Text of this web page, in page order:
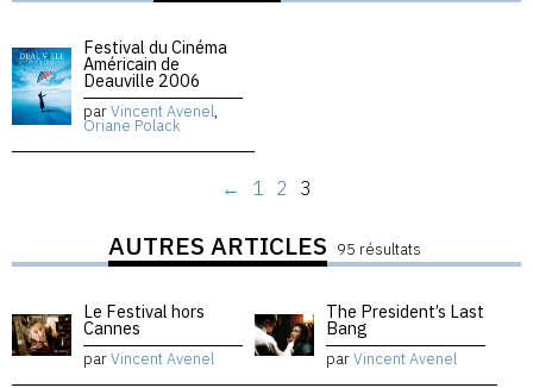
Festival du Cinéma
Américain de
Deauville 2006
parVincent Avenel,
Oriane Polack
← 1 2 3
AUTRES ARTICLES 95 résultats
Le Festival hors
Cannes
parVincent Avenel
The President’s Last
Bang
parVincent Avenel